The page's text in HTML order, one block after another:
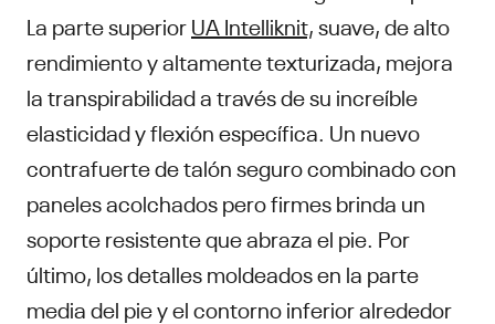
La parte superiorUA Intelliknit,suave, de alto
rendimiento y altamente texturizada, mejora
la transpirabilidad a través de su increíble
elasticidad y flexión específica. Un nuevo
contrafuerte de talón seguro combinado con
paneles acolchados pero firmes brinda un
soporte resistente que abraza el pie. Por
último, los detalles moldeados en la parte
media del pie y el contorno inferior alrededor